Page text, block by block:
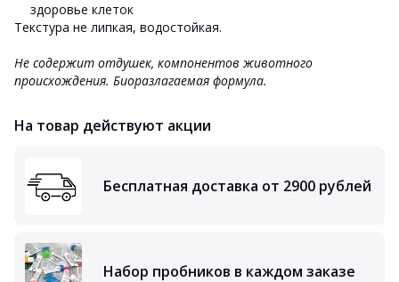
здоровье клеток
Текстура не липкая, водостойкая.
Не содержит отдушек, компонентов животного
происхождения. Биоразлагаемая формула.
На товар действуют акции
Бесплатная доставка от 2900 рублей
Набор пробников в каждом заказе